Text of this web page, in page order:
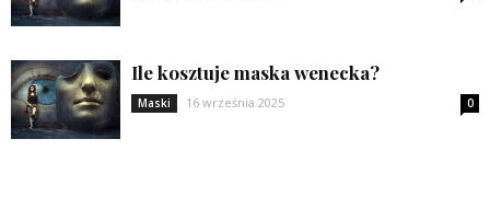
Ile kosztuje maska wenecka?
Maski 16 września 2025 0